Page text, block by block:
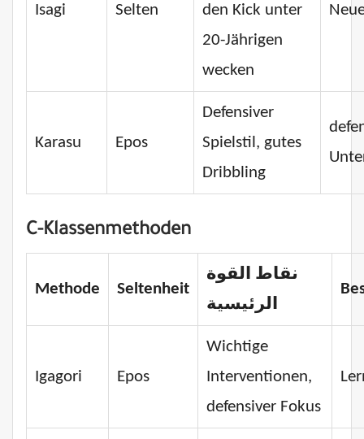
Isagi Selten
den Kick unter
20-Jährigen
wecken
Karasu Epos
Defensiver
Spielstil, gutes
Dribbling
C-Klassenmethoden
Methode Seltenheit
نقاط القوة
الرئيسية
Igagori Epos
Wichtige
Interventionen,
defensiver Fokus